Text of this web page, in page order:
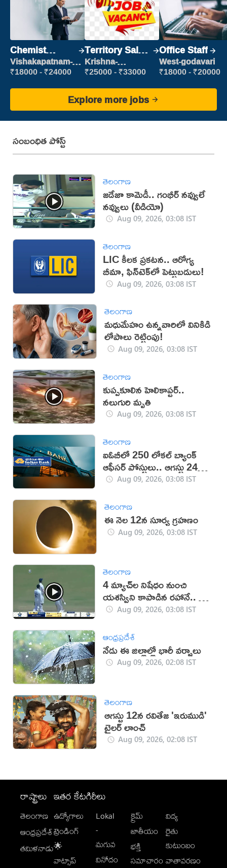
Chemist
Production
Executive
Vishakapatnam-
new
₹18000 - ₹24000
Territory Sales
Manager
Krishna-
vijayawada
₹25000 - ₹33000
Office Staff
West-godavari
₹18000 - ₹20000
Explore more jobs
సంబంధిత పోస్ట్
తెలంగాణ
జడేజా కామెడీ.. గంభీర్ నవ్వులే
నవ్వులు (వీడియో)
Aug 09, 2026, 03:08 IST
తెలంగాణ
LIC కీలక ప్రకటన.. ఆరోగ్య
బీమా, ఫిన్‌టెక్‌లో పెట్టుబడులు!
Aug 09, 2026, 03:08 IST
తెలంగాణ
మధుమేహం ఉన్నవారిలో వినికిడి
లోపాలు రెట్టింపు!
Aug 09, 2026, 03:08 IST
తెలంగాణ
కుప్పకూలిన హెలికాప్టర్..
నలుగురి మృతి
Aug 09, 2026, 03:08 IST
తెలంగాణ
ఐఓబీలో 250 లోకల్ బ్యాంక్
ఆఫీసర్ పోస్టులు.. ఆగస్టు 24
వరకు దరఖాస్తు గడువు
Aug 09, 2026, 03:08 IST
తెలంగాణ
ఈ నెల 12న సూర్య గ్రహణం
Aug 09, 2026, 03:08 IST
తెలంగాణ
4 మ్యాచ్‌ల నిషేధం నుంచి
యశస్విని కాపాడిన రహానే.. ఏం
జరిగిందంటే? (వీడియో)
Aug 09, 2026, 03:08 IST
ఆంధ్రప్రదేశ్
నేడు ఈ జిల్లాల్లో భారీ వర్షాలు
Aug 09, 2026, 02:08 IST
తెలంగాణ
ఆగస్టు 12న రవితేజ 'ఇరుముడి'
ట్రైలర్ లాంచ్‌
Aug 09, 2026, 02:08 IST
రాష్ట్రాలు
తెలంగాణ
ఆంధ్రప్రదేశ్
తమిళనాడు
ఇతర కేటగిరీలు
ఉద్యోగాలు
ట్రెండింగ్
🌟
వాట్సాప్
Lokal
-
మగువ
వినోదం
క్రైమ్
జాతీయం
భక్తి
సమాచారం
విద్య
రైతు
కుటుంబం
వాతావరణం